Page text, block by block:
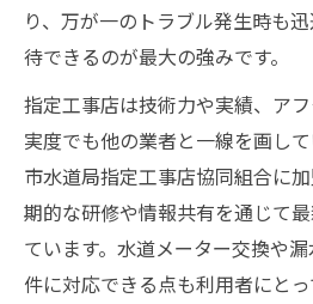
り、万が一のトラブル発生時も
待できるのが最大の強みです。
指定工事店は技術力や実績、ア
実度でも他の業者と一線を画し
市水道局指定工事店協同組合に
期的な研修や情報共有を通じて
ています。水道メーター交換や
件に対応できる点も利用者にと